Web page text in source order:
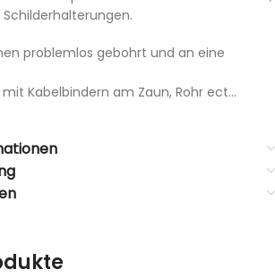
problemlos gebohrt und an eine
Kabelbindern am Zaun, Rohr ect…